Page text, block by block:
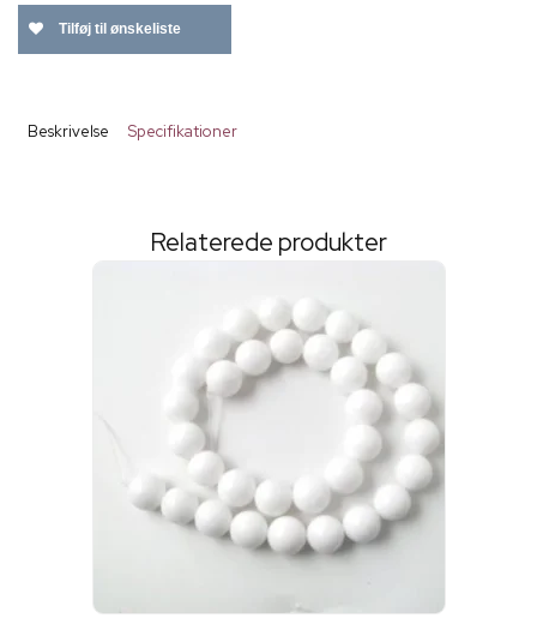
Tilføj til ønskeliste
Beskrivelse Specifikationer
Relaterede produkter